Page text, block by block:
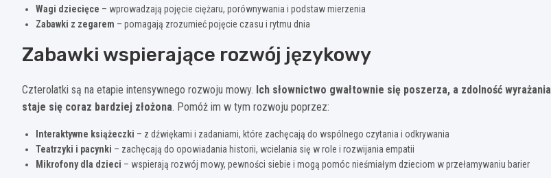
Wagi dziecięce – wprowadzają pojęcie ciężaru, porównywania i podstaw mierzenia
Zabawki z zegarem – pomagają zrozumieć pojęcie czasu i rytmu dnia
Zabawki wspierające rozwój językowy
Czterolatki są na etapie intensywnego rozwoju mowy. Ich słownictwo gwałtownie się poszerza, a zdolność
staje się coraz bardziej złożona. Pomóż im w tym rozwoju poprzez:
Interaktywne książeczki – z dźwiękami i zadaniami, które zachęcają do wspólnego czytania i odkrywania
Teatrzyki i pacynki – zachęcają do opowiadania historii, wcielania się w role i rozwijania empatii
Mikrofony dla dzieci – wspierają rozwój mowy, pewności siebie i mogą pomóc nieśmiałym dzieciom w przełamywaniu barier